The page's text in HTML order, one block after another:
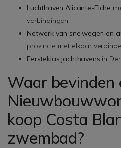
Luchthaven Alicante-Elche
verbindingen
Netwerk van snelwegen en
provincie met elkaar
Eersteklas jachthavens in
Waar bevinden
koop Costa
zwembad?